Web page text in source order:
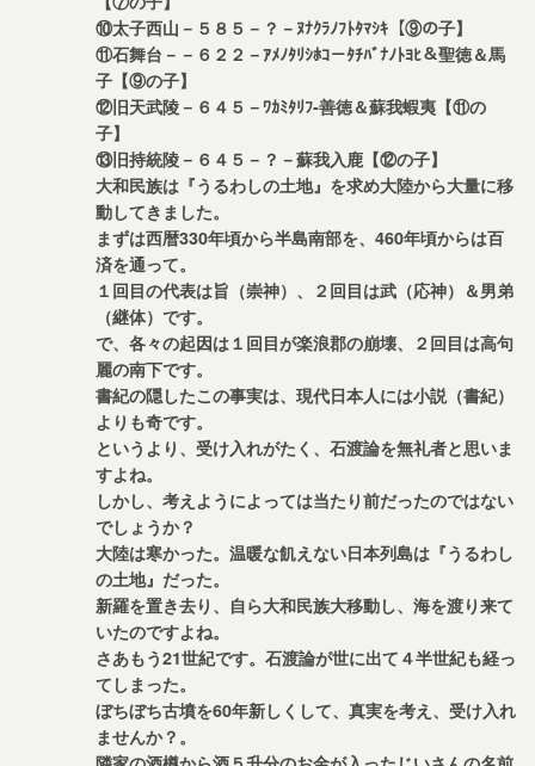
⑩太子西山－５８５－？－ﾇﾅｸﾗﾉﾌﾄﾀﾏｼｷ【⑨の子】
⑪石舞台－－６２２－ｱﾒﾉﾀﾘｼﾎｺ－ﾀﾁﾊﾞﾅﾉﾄﾖﾋ＆聖徳＆馬
子【⑨の子】
⑫旧天武陵－６４５－ﾜｶﾐﾀﾘﾌ-善徳＆蘇我蝦夷【⑪の
子】
⑬旧持統陵－６４５－？－蘇我入鹿【⑫の子】
大和民族は『うるわしの土地』を求め大陸から大量に移
動してきました。
まずは西暦330年頃から半島南部を、460年頃からは百
済を通って。
１回目の代表は旨（崇神）、２回目は武（応神）＆男弟
（継体）です。
で、各々の起因は１回目が楽浪郡の崩壊、２回目は高句
麗の南下です。
書紀の隠したこの事実は、現代日本人には小説（書紀）
よりも奇です。
というより、受け入れがたく、石渡論を無礼者と思いま
すよね。
しかし、考えようによっては当たり前だったのではない
でしょうか？
大陸は寒かった。温暖な飢えない日本列島は『うるわし
の土地』だった。
新羅を置き去り、自ら大和民族大移動し、海を渡り来て
いたのですよね。
さあもう21世紀です。石渡論が世に出て４半世紀も経っ
てしまった。
ぼちぼち古墳を60年新しくして、真実を考え、受け入れ
ませんか？。